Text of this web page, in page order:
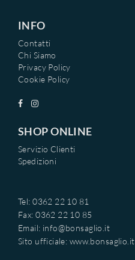
INFO
Contatti
Chi Siamo
Privacy Policy
Cookie Policy
SHOP ONLINE
Servizio Clienti
Spedizioni
Tel: 0362 22 10 81
Fax: 0362 22 10 85
Email: info@bonsaglio.it
Sito ufficiale: www.bonsaglio.it